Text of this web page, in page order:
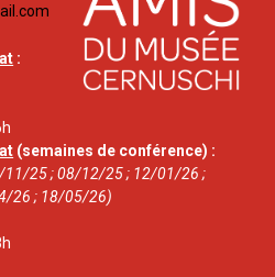
:
(semaines de conférence) :
11/25 ; 08/12/25 ; 12/01/26 ;
26 ; 18/05/26)